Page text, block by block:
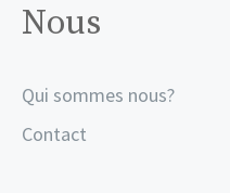
Nous
Qui sommes nous?
Contact